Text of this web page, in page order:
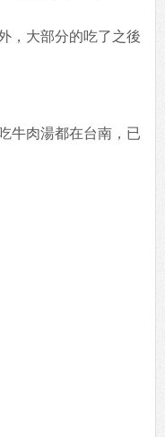
，大部分的吃了之後
牛肉湯都在台南，已